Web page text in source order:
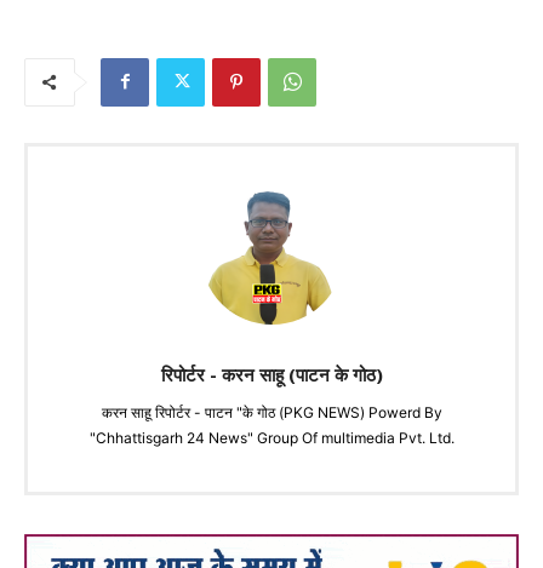
रिपोर्टर - करन साहू (पाटन के गोठ)
करन साहू रिपोर्टर - पाटन "के गोठ (PKG NEWS) Powerd By
"Chhattisgarh 24 News" Group Of multimedia Pvt. Ltd.